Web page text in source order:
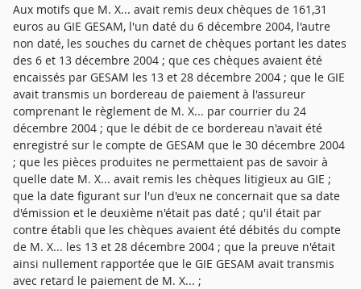
Aux motifs que M. X... avait remis deux chèques de 161,31
euros au GIE GESAM, l'un daté du 6 décembre 2004, l'autre
non daté, les souches du carnet de chèques portant les dates
des 6 et 13 décembre 2004 ; que ces chèques avaient été
encaissés par GESAM les 13 et 28 décembre 2004 ; que le GIE
avait transmis un bordereau de paiement à l'assureur
comprenant le règlement de M. X... par courrier du 24
décembre 2004 ; que le débit de ce bordereau n'avait été
enregistré sur le compte de GESAM que le 30 décembre 2004
; que les pièces produites ne permettaient pas de savoir à
quelle date M. X... avait remis les chèques litigieux au GIE ;
que la date figurant sur l'un d'eux ne concernait que sa date
d'émission et le deuxième n'était pas daté ; qu'il était par
contre établi que les chèques avaient été débités du compte
de M. X... les 13 et 28 décembre 2004 ; que la preuve n'était
ainsi nullement rapportée que le GIE GESAM avait transmis
avec retard le paiement de M. X... ;